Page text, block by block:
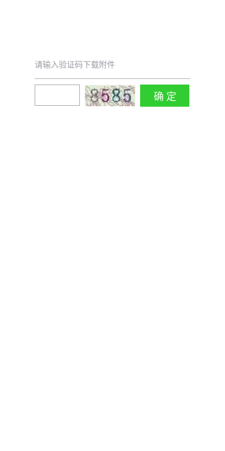
请输入验证码下载附件